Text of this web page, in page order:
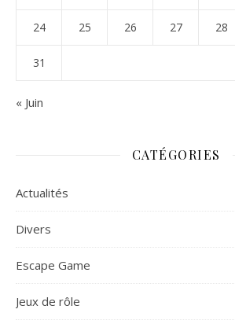
24 25 26 27 28
31
« Juin
CATÉGORIES
Actualités
Divers
Escape Game
Jeux de rôle